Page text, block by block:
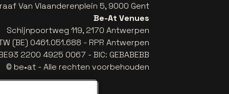
Van Vlaanderenplein 5, 9000 Gent
Be-At Venues
Schijnpoortweg 119, 2170 Antwerpen
(BE) 0461.051.688 - RPR Antwerpen
2200 4925 0067 - BIC: GEBABEBB
© be•at - Alle rechten voorbehouden